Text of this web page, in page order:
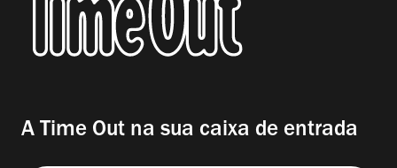
A Time Out na sua caixa de entrada